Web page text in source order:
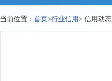
当前位置： 首页>行业信用> 信用动态